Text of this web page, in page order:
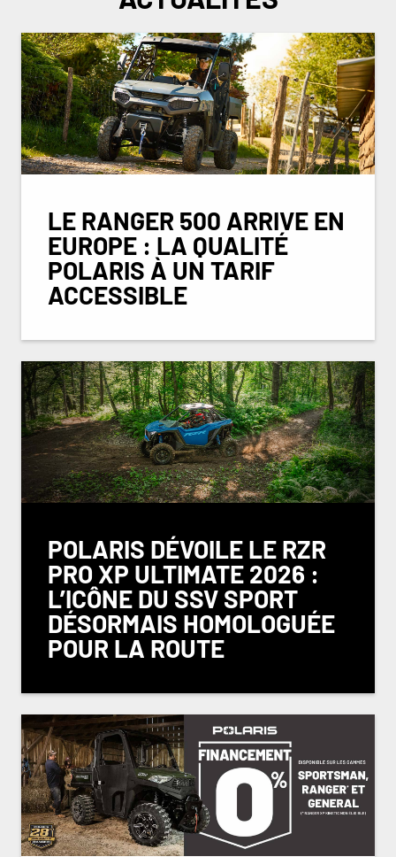
LE RANGER 500 ARRIVE EN
EUROPE : LA QUALITÉ
POLARIS À UN TARIF
ACCESSIBLE
POLARIS DÉVOILE LE RZR
PRO XP ULTIMATE 2026 :
L’ICÔNE DU SSV SPORT
DÉSORMAIS HOMOLOGUÉE
POUR LA ROUTE